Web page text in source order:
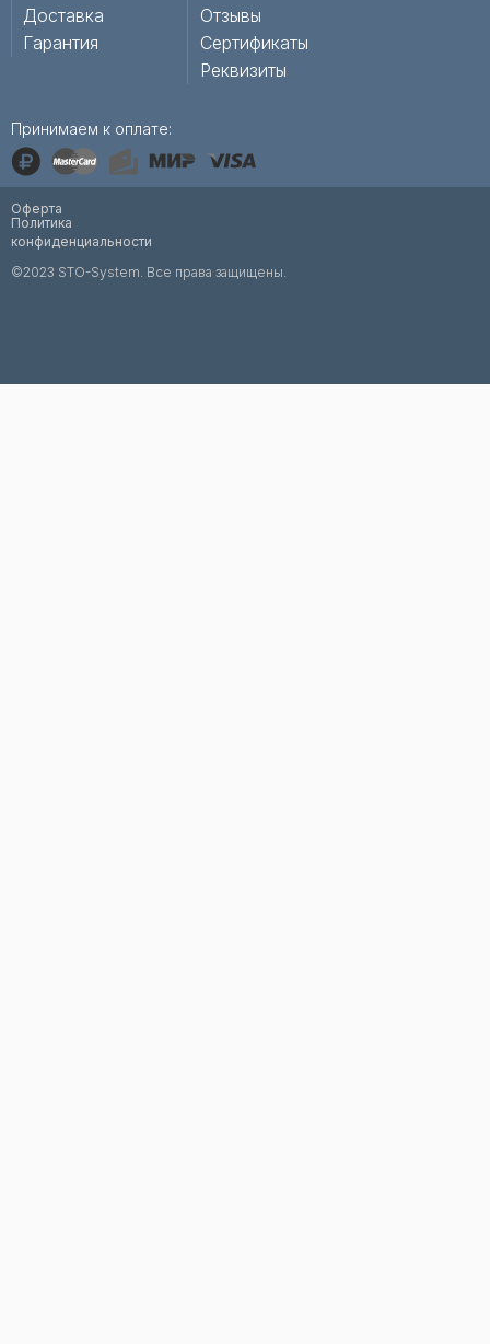
Доставка
Гарантия
Отзывы
Сертификаты
Реквизиты
Принимаем к оплате:
©2023 STO-System. Все права защищены.
Политика
конфиденциальности
Оферта